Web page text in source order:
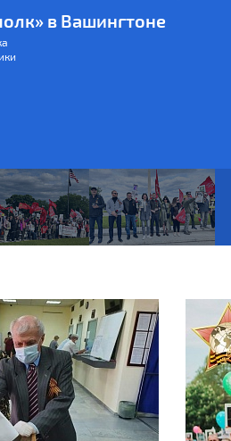
в Вашингтоне